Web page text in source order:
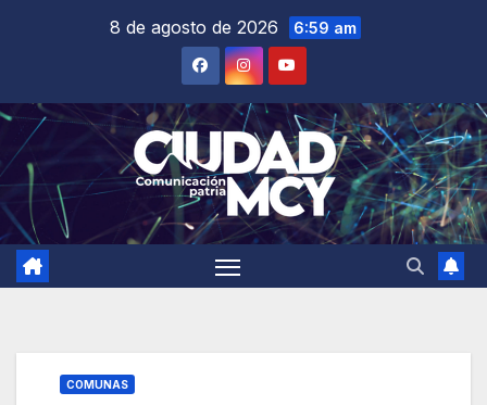
8 de agosto de 2026 6:59 am
COMUNAS